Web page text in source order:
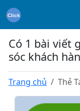
Có 1 bài viết
sóc khách
Trang chủ Thẻ